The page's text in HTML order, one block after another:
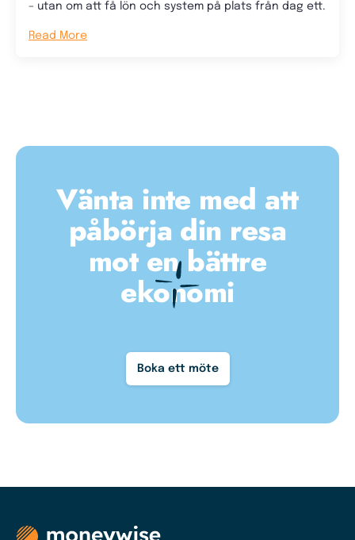
– utan om att få lön och system på plats från dag ett.
Read More
Vänta inte med att
påbörja din resa
mot en bättre
ekonomi
Boka ett möte